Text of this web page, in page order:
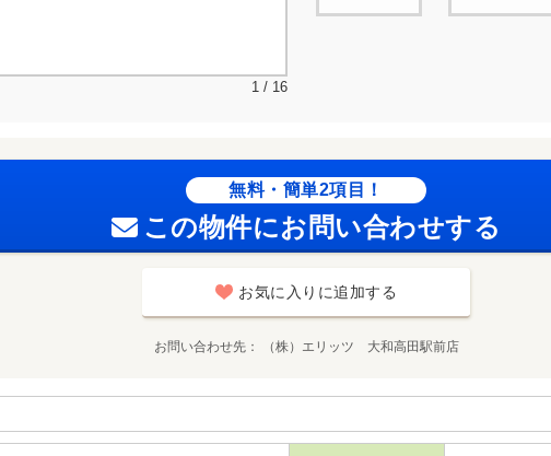
1 / 16
無料・簡単2項目！
この物件にお問い合わせする
お気に入りに追加する
お問い合わせ先 （株）エリッツ 大和高田駅前店